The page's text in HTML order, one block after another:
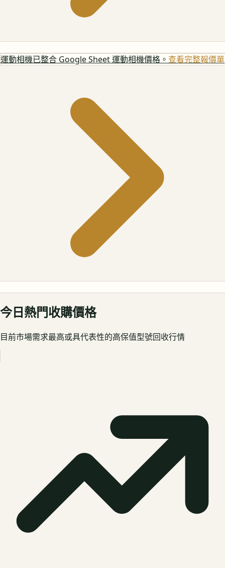
運動相機已整合 Google Sheet 運動相機價格。 查看完整報價單
今日熱門收購價格
目前市場需求最高或具代表性的高保值型號回收行情